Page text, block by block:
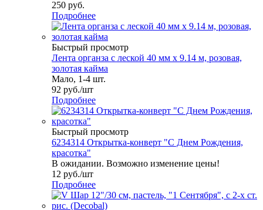
250 руб.
Подробнее
Быстрый просмотр
Лента органза с леской 40 мм х 9.14 м, розовая,
золотая кайма
Мало, 1-4 шт.
92 руб./шт
Подробнее
Быстрый просмотр
6234314 Открытка-конверт "С Днем Рождения,
красотка"
В ожидании. Возможно изменение цены!
12 руб./шт
Подробнее